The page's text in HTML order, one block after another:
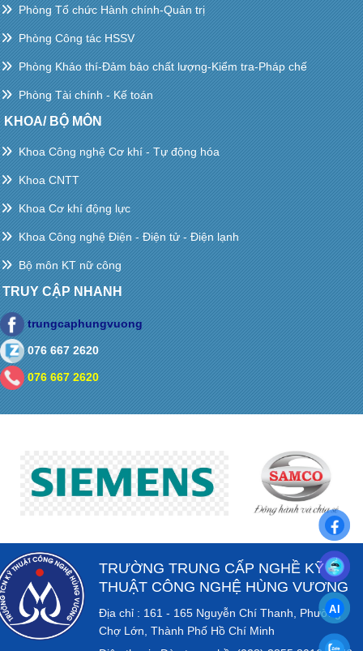
Phòng Tổ chức Hành chính-Quản trị
Phòng Công tác HSSV
Phòng Khảo thí-Đảm bảo chất lượng-Kiểm tra-Pháp chế
Phòng Tài chính - Kế toán
KHOA/ BỘ MÔN
Khoa Công nghệ Cơ khí - Tự động hóa
Khoa CNTT
Khoa Cơ khí động lực
Khoa Công nghệ Điện - Điện tử - Điện lạnh
Bộ môn KT nữ công
TRUY CẬP NHANH
trungcaphungvuong
076 667 2620
076 667 2620
TRƯỜNG TRUNG CẤP NGHỀ KỸ
THUẬT CÔNG NGHỆ HÙNG VƯƠNG
Địa chỉ : 161 - 165 Nguyễn Chí Thanh, Phường
Chợ Lớn, Thành Phố Hồ Chí Minh